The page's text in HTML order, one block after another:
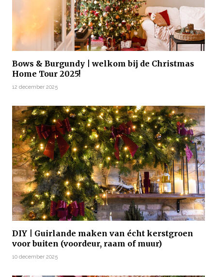
Bows & Burgundy | welkom bij de Christmas
Home Tour 2025!
12 december 2025
DIY | Guirlande maken van écht kerstgroen
voor buiten (voordeur, raam of muur)
10 december 2025